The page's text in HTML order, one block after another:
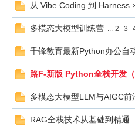
从 Vibe Coding 到 Harness
多模态大模型训练营 ... 2 3
千锋教育最新Python办公自
路F-新版 Python全栈开发
多模态大模型LLM与AIGC前
RAG全栈技术从基础到精通